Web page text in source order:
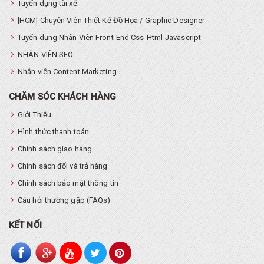
Tuyển dụng tài xế
[HCM] Chuyên Viên Thiết Kế Đồ Họa / Graphic Designer
Tuyển dụng Nhân Viên Front-End Css-Html-Javascript
NHÂN VIÊN SEO
Nhân viên Content Marketing
CHĂM SÓC KHÁCH HÀNG
Giới Thiệu
Hình thức thanh toán
Chính sách giao hàng
Chính sách đổi và trả hàng
Chính sách bảo mật thông tin
Câu hỏi thường gặp (FAQs)
KẾT NỐI